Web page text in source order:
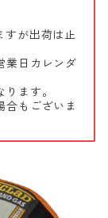
すが出荷は止
業日カレンダ
ます。
合もございま